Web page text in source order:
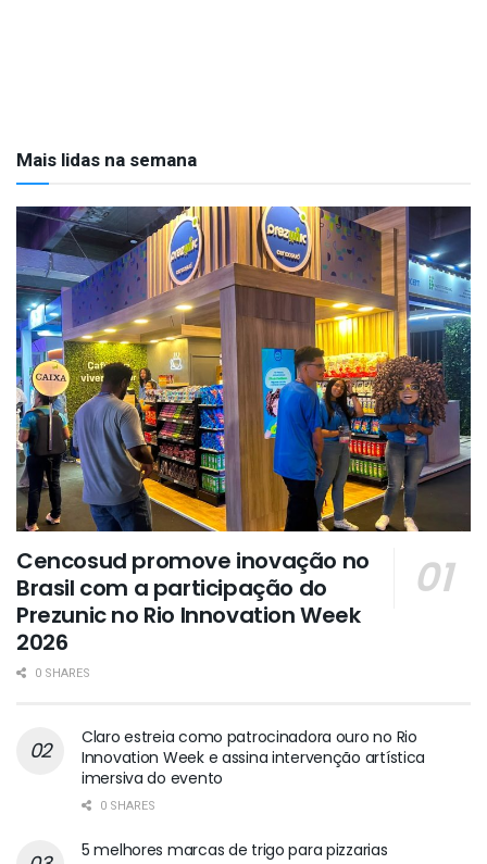
Mais lidas na semana
Cencosud promove inovação no
Brasil com a participação do
Prezunic no Rio Innovation Week
2026
0 SHARES
Claro estreia como patrocinadora ouro no Rio
Innovation Week e assina intervenção artística
imersiva do evento
0 SHARES
5 melhores marcas de trigo para pizzarias